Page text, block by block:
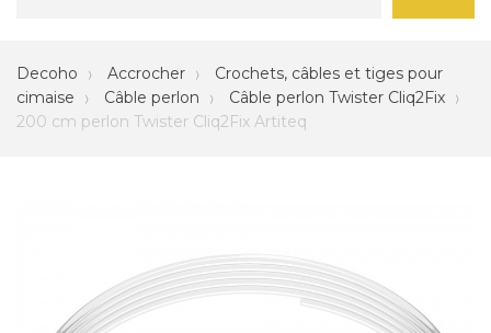
Decoho Accrocher
Crochets, câbles et tiges pour
cimaise
Câble perlon
Câble perlon Twister Cliq2Fix
200 cm perlon Twister Cliq2Fix Artiteq